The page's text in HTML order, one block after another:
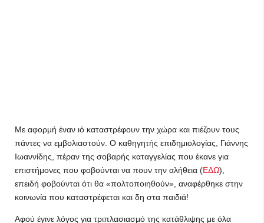
Με αφορμή έναν ιό καταστρέφουν την χώρα και πιέζουν τους
πάντες να εμβολιαστούν. Ο καθηγητής επιδημιολογίας, Γιάννης
Ιωαννίδης, πέραν της σοβαρής καταγγελίας που έκανε για
επιστήμονες που φοβούνται να πουν την αλήθεια (ΕΔΩ),
επειδή φοβούνται ότι θα «πολτοποιηθούν», αναφέρθηκε στην
κοινωνία που καταστρέφεται και δη στα παιδιά!
Αφού έγινε λόγος για τριπλασιασμό της κατάθλιψης με όλα